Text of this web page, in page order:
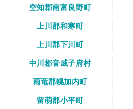
空知郡南富良野町
上川郡和寒町
上川郡下川町
中川郡音威子府村
雨竜郡幌加内町
留萌郡小平町